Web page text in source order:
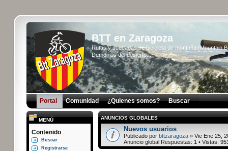
BTT en Zaragoza
Rutas y quedadas de bicicleta de montaña (Mountain
Demonios del desierto...
Portal Comunidad ¿Quienes somos? Buscar
MENÚ
Contenido
Buscar
Registrarse
ANUNCIOS GLOBALES
Nuevos usuarios
Publicado por bttzaragoza» Vie Ene 25,
Anuncio global Respuestas: 1 • Vistas: